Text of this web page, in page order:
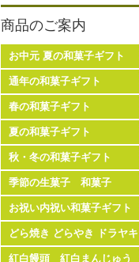
商品のご案内
お中元 夏の和菓子ギフト
通年の和菓子ギフト
春の和菓子ギフト
夏の和菓子ギフト
秋・冬の和菓子ギフト
季節の生菓子 和菓子
お祝い内祝い和菓子ギフト
どら焼き どらやき ドラヤキ
紅白饅頭 紅白まんじゅう